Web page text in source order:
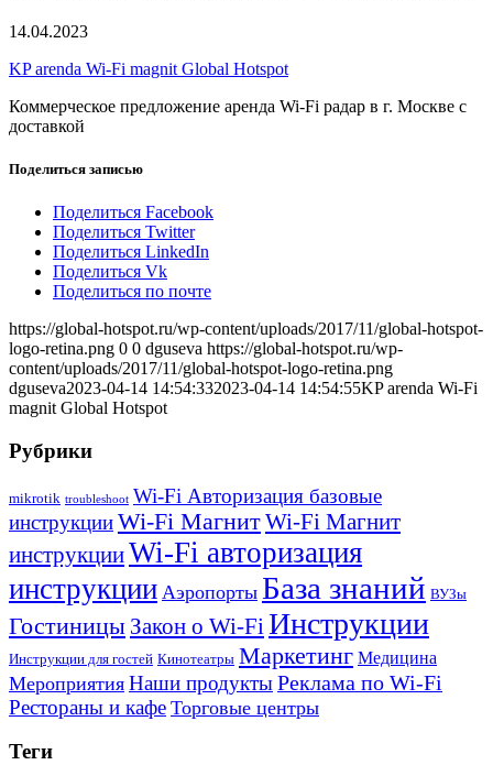
14.04.2023
KP arenda Wi-Fi magnit Global Hotspot
Коммерческое предложение аренда Wi-Fi радар в г. Москве с
доставкой
Поделиться записью
Поделиться Facebook
Поделиться Twitter
Поделиться LinkedIn
Поделиться Vk
Поделиться по почте
https://global-hotspot.ru/wp-content/uploads/2017/11/global-hotspot-
logo-retina.png 0 0 dguseva https://global-hotspot.ru/wp-
content/uploads/2017/11/global-hotspot-logo-retina.png
dguseva2023-04-14 14:54:332023-04-14 14:54:55KP arenda Wi-Fi
magnit Global Hotspot
Рубрики
mikrotik troubleshoot Wi-Fi Авторизация базовые
инструкцииWi-Fi МагнитWi-Fi Магнит
инструкцииWi-Fi авторизация
инструкции Аэропорты База знаний ВУЗы
Гостиницы Закон о Wi-Fi Инструкции
Инструкции для гостей Кинотеатры Маркетинг Медицина
Мероприятия Наши продуктыРеклама по Wi-Fi
Рестораны и кафе Торговые центры
Теги